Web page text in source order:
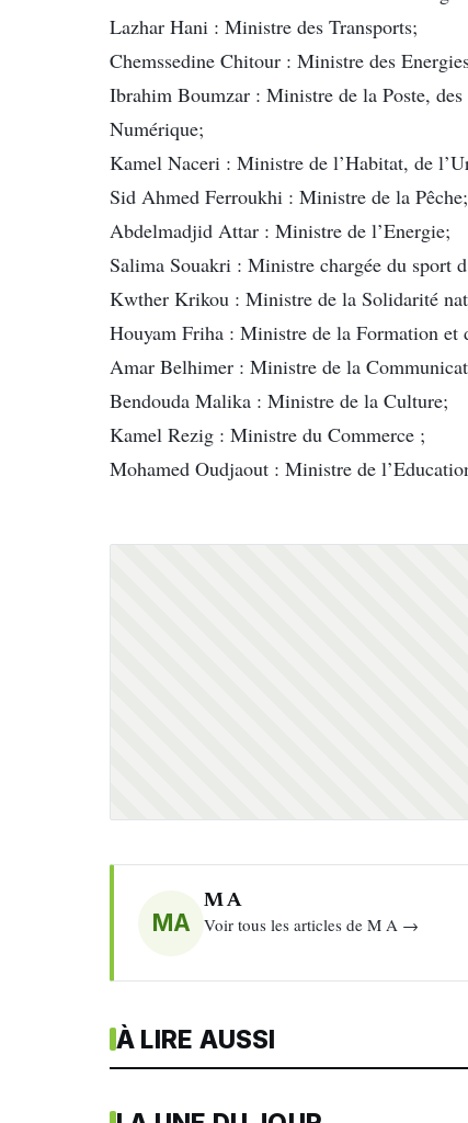
Lazhar Hani : Ministre des Transports;
Chemssedine Chitour : Ministre des
Ibrahim Boumzar : Ministre de la Poste,
Numérique;
Kamel Naceri : Ministre de l’Habitat, de
Sid Ahmed Ferroukhi : Ministre de la Pêche;
Abdelmadjid Attar : Ministre de l’Energie;
Salima Souakri : Ministre chargée du sport
Kwther Krikou : Ministre de la Solidarité
Houyam Friha : Ministre de la Formation et
Amar Belhimer : Ministre de la
Bendouda Malika : Ministre de la Culture;
Kamel Rezig : Ministre du Commerce ;
Mohamed Oudjaout : Ministre de
MA
M A
Voir tous les articles de M A →
À LIRE AUSSI